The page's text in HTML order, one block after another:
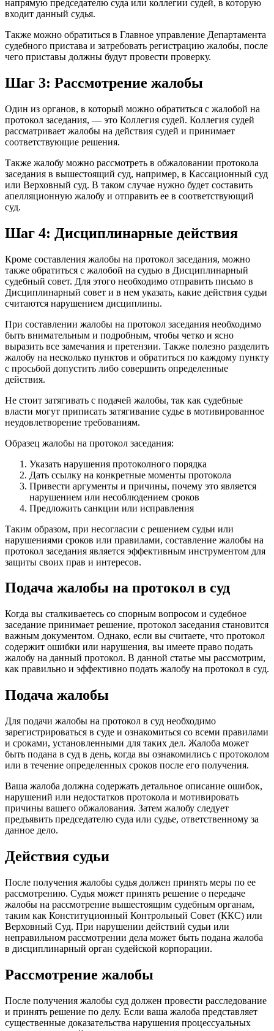
напрямую председателю суда или коллегии судей, в которую
входит данный судья.
Также можно обратиться в Главное управление Департамента
судебного пристава и затребовать регистрацию жалобы, после
чего приставы должны будут провести проверку.
Шаг 3: Рассмотрение жалобы
Один из органов, в который можно обратиться с жалобой на
протокол заседания, — это Коллегия судей. Коллегия судей
рассматривает жалобы на действия судей и принимает
соответствующие решения.
Также жалобу можно рассмотреть в обжаловании протокола
заседания в вышестоящий суд, например, в Кассационный суд
или Верховный суд. В таком случае нужно будет составить
апелляционную жалобу и отправить ее в соответствующий
суд.
Шаг 4: Дисциплинарные действия
Кроме составления жалобы на протокол заседания, можно
также обратиться с жалобой на судью в Дисциплинарный
судебный совет. Для этого необходимо отправить письмо в
Дисциплинарный совет и в нем указать, какие действия судьи
считаются нарушением дисциплины.
При составлении жалобы на протокол заседания необходимо
быть внимательным и подробным, чтобы четко и ясно
выразить все замечания и претензии. Также полезно разделить
жалобу на несколько пунктов и обратиться по каждому пункту
с просьбой допустить либо совершить определенные
действия.
Не стоит затягивать с подачей жалобы, так как судебные
власти могут приписать затягивание судье в мотивированное
неудовлетворение требованиям.
Образец жалобы на протокол заседания:
Указать нарушения протоколного порядка
Дать ссылку на конкретные моменты протокола
Привести аргументы и причины, почему это является
нарушением или несоблюдением сроков
Предложить санкции или исправления
Таким образом, при несогласии с решением судьи или
нарушениями сроков или правилами, составление жалобы на
протокол заседания является эффективным инструментом для
защиты своих прав и интересов.
Подача жалобы на протокол в суд
Когда вы сталкиваетесь со спорным вопросом и судебное
заседание принимает решение, протокол заседания становится
важным документом. Однако, если вы считаете, что протокол
содержит ошибки или нарушения, вы имеете право подать
жалобу на данный протокол. В данной статье мы рассмотрим,
как правильно и эффективно подать жалобу на протокол в суд.
Подача жалобы
Для подачи жалобы на протокол в суд необходимо
зарегистрироваться в суде и ознакомиться со всеми правилами
и сроками, установленными для таких дел. Жалоба может
быть подана в суд в день, когда вы ознакомились с протоколом
или в течение определенных сроков после его получения.
Ваша жалоба должна содержать детальное описание ошибок,
нарушений или недостатков протокола и мотивировать
причины вашего обжалования. Затем жалобу следует
предъявить председателю суда или судье, ответственному за
данное дело.
Действия судьи
После получения жалобы судья должен принять меры по ее
рассмотрению. Судья может принять решение о передаче
жалобы на рассмотрение вышестоящим судебным органам,
таким как Конституционный Контрольный Совет (ККС) или
Верховный Суд. При нарушении действий судьи или
неправильном рассмотрении дела может быть подана жалоба
в дисциплинарный орган судейской корпорации.
Рассмотрение жалобы
После получения жалобы суд должен провести расследование
и принять решение по делу. Если ваша жалоба представляет
существенные доказательства нарушения процессуальных